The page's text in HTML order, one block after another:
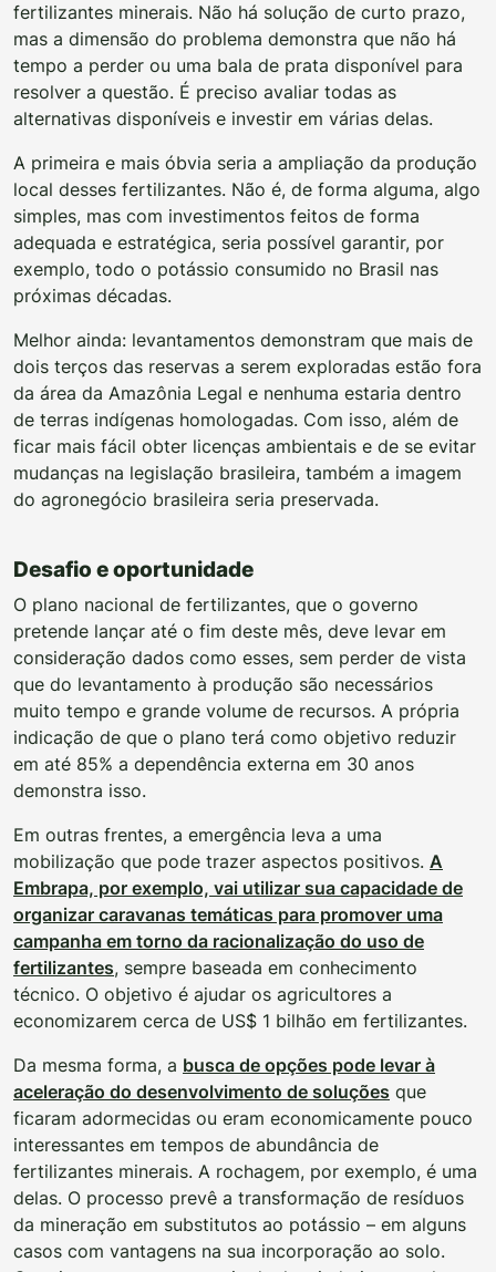
fertilizantes minerais. Não há solução de curto prazo,
mas a dimensão do problema demonstra que não há
tempo a perder ou uma bala de prata disponível para
resolver a questão. É preciso avaliar todas as
alternativas disponíveis e investir em várias delas.
A primeira e mais óbvia seria a ampliação da produção
local desses fertilizantes. Não é, de forma alguma, algo
simples, mas com investimentos feitos de forma
adequada e estratégica, seria possível garantir, por
exemplo, todo o potássio consumido no Brasil nas
próximas décadas.
Melhor ainda: levantamentos demonstram que mais de
dois terços das reservas a serem exploradas estão fora
da área da Amazônia Legal e nenhuma estaria dentro
de terras indígenas homologadas. Com isso, além de
ficar mais fácil obter licenças ambientais e de se evitar
mudanças na legislação brasileira, também a imagem
do agronegócio brasileira seria preservada.
Desafio e oportunidade
O plano nacional de fertilizantes, que o governo
pretende lançar até o fim deste mês, deve levar em
consideração dados como esses, sem perder de vista
que do levantamento à produção são necessários
muito tempo e grande volume de recursos. A própria
indicação de que o plano terá como objetivo reduzir
em até 85% a dependência externa em 30 anos
demonstra isso.
Em outras frentes, a emergência leva a uma
mobilização que pode trazer aspectos positivos. A
Embrapa, por exemplo, vai utilizar sua capacidade de
organizar caravanas temáticas para promover uma
campanha em torno da racionalização do uso de
fertilizantes, sempre baseada em conhecimento
técnico. O objetivo é ajudar os agricultores a
economizarem cerca de US$ 1 bilhão em fertilizantes.
Da mesma forma, a busca de opções pode levar à
aceleração do desenvolvimento de soluções que
ficaram adormecidas ou eram economicamente pouco
interessantes em tempos de abundância de
fertilizantes minerais. A rochagem, por exemplo, é uma
delas. O processo prevê a transformação de resíduos
da mineração em substitutos ao potássio – em alguns
casos com vantagens na sua incorporação ao solo.